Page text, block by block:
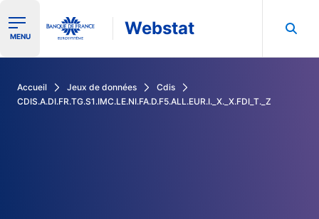
Ouvrir le menu de navigation
MENU Webstat
Accueil Jeux de données
Cdis
CDIS.A.DI.FR.TG.S1.IMC.LE.NI.FA.D.F5.ALL.EUR.I._X._X.FDI_T._Z